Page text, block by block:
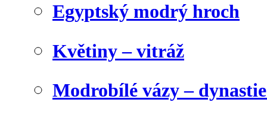
Egyptský modrý hroch
Květiny – vitráž
Modrobílé vázy –